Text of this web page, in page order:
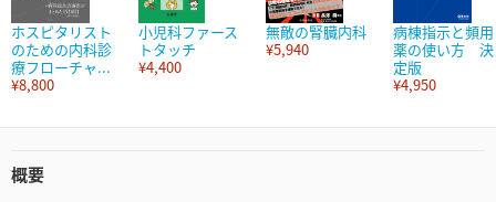
ホスピタリスト
のための内科診
療フローチャ...
¥8,800
小児科ファース
トタッチ
¥4,400
無敵の腎臓内科
¥5,940
病棟指示と頻用
薬の使い方 決
定版
¥4,950
概要